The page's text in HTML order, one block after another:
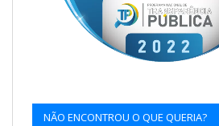
NÃO ENCONTROU O QUE QUERIA?